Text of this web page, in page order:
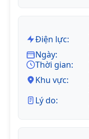
Điện lực:
Ngày:
Thời gian:
Khu vực:
Lý do: